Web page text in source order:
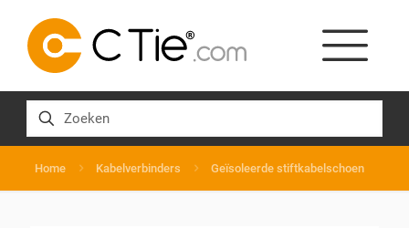
Home Kabelverbinders Geïsoleerde stiftkabelschoen